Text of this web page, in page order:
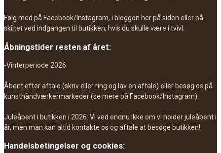
Følg med på Facebook/Instagram, i bloggen her på siden eller på
skiltet ved indgangen til butikken, hvis du skulle være i tvivl.
Åbningstider resten af året:
-Vinterperiode 2026:
Åbent efter aftale (skriv eller ring og lav en aftale) eller besøg os på
kunsthåndværkermarkeder (se mere på Facebook/Instagram).
Juleåbent i butikken i 2026: Vi ved endnu ikke om vi holder juleåbent i
år, men man kan altid kontakte os og aftale at besøge butikken!
Handelsbetingelser og cookies: